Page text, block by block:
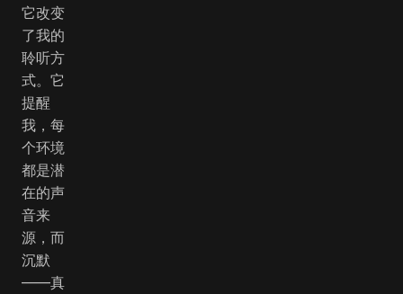
它改变
了我的
聆听方
式。它
提醒
我，每
个环境
都是潜
在的声
音来
源，而
沉默
——真